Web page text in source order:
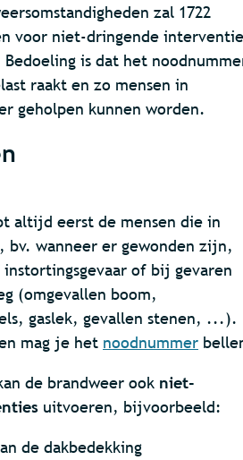
zal 1722
voor niet-dringende
is dat het
raakt en zo mensen in
geholpen kunnen worden.
altijd eerst de mensen die in
bv. wanneer er gewonden zijn,
of bij gevaren
(omgevallen boom,
gaslek, gevallen stenen, ...).
mag je het noodnummer
de brandweer ook niet-
uitvoeren, bijvoorbeeld:
de dakbedekking